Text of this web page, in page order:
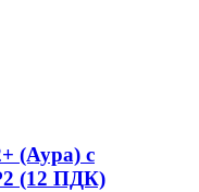
(Аура) c
(12 ПДК)